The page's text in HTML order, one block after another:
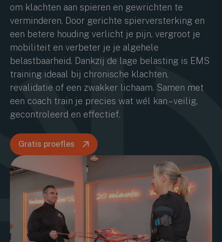
om klachten aan spieren en gewrichten te
verminderen. Door gerichte spierversterking en
een betere houding verlicht je pijn, vergroot je
mobiliteit en verbeter je je algehele
belastbaarheid. Dankzij de lage belasting is EMS
training ideaal bij chronische klachten,
revalidatie of een zwakker lichaam. Samen met
een coach train je precies wat wél kan – veilig,
gecontroleerd en effectief.
Gratis proefles